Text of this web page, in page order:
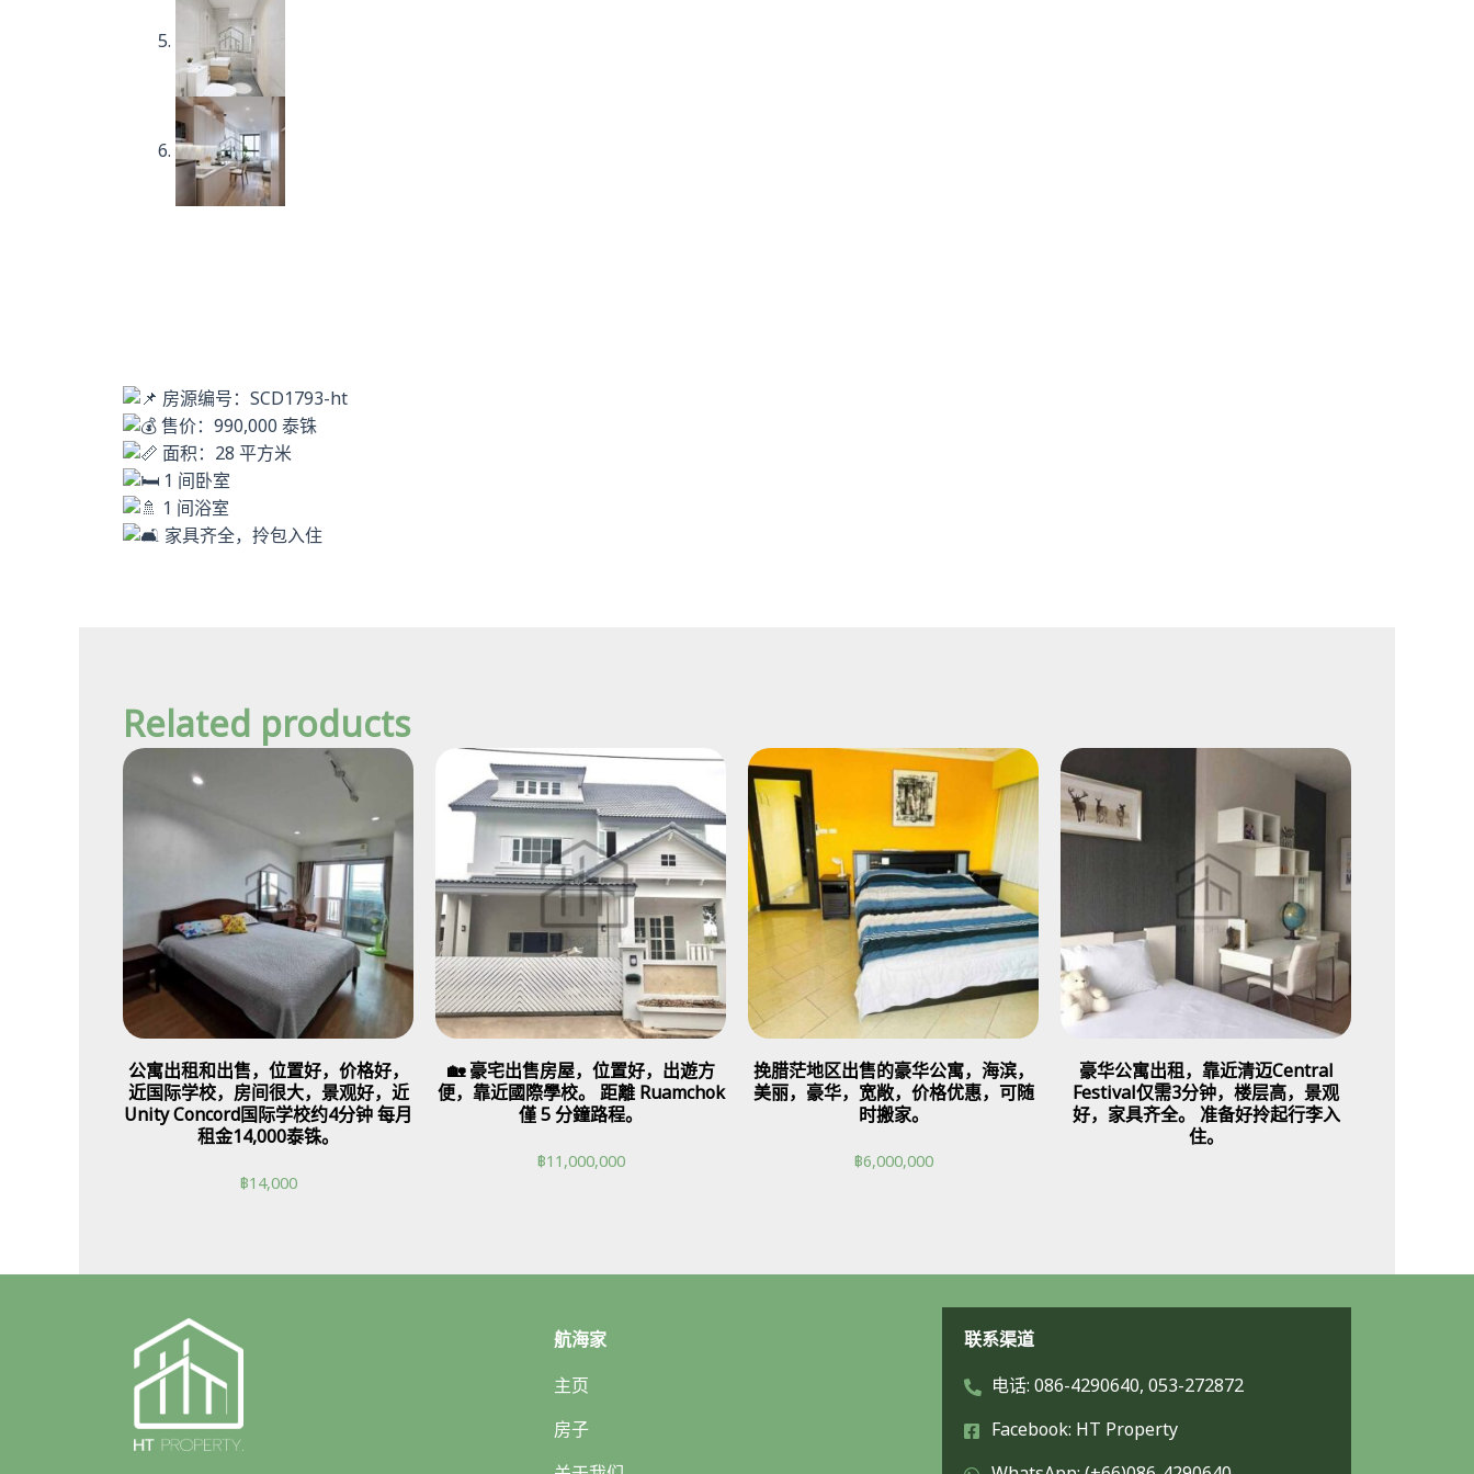
房源编号：SCD1793-ht
售价：990,000 泰铢
面积：28 平方米
1 间卧室
1 间浴室
家具齐全，拎包入住
Related products
公寓出租和出售，位置好，价格好，
近国际学校，房间很大，景观好，近
Unity Concord国际学校约4分钟 每月
租金14,000泰铢。
฿14,000
🏡 豪宅出售房屋，位置好，出遊方
便，靠近國際學校。 距離 Ruamchok
僅 5 分鐘路程。
฿11,000,000
挽腊茫地区出售的豪华公寓，海滨，
美丽，豪华，宽敞，价格优惠，可随
时搬家。
฿6,000,000
豪华公寓出租，靠近清迈Central
Festival仅需3分钟，楼层高，景观
好，家具齐全。 准备好拎起行李入
住。
航海家
主页
房子
联系渠道
电话: 086-4290640, 053-272872
Facebook: HT Property